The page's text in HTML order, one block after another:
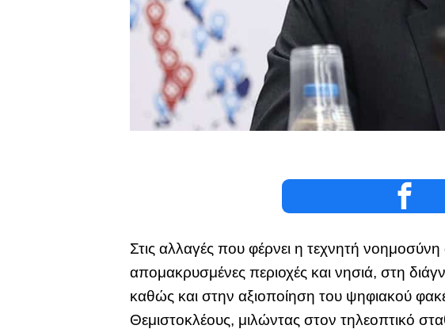
Στις αλλαγές που φέρνει η τεχνητή
απομακρυσμένες περιοχές και νησιά, στη
καθώς και στην αξιοποίηση του ψηφιακού
Θεμιστοκλέους, μιλώντας στον τηλεοπτικό